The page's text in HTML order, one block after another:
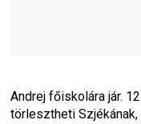
Andrej főiskolára jár.
törlesztheti